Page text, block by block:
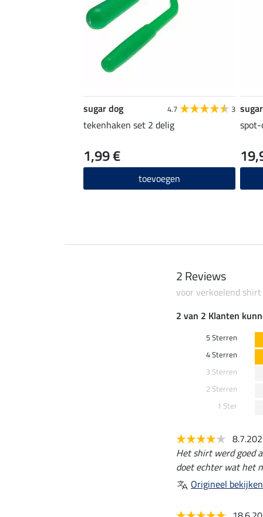
sugar dog 4.7 3
tekenhaken set 2 delig
1,99 €
toevoegen
2 Reviews
voor verkoelend
2 van 2 Klanten
5 Sterren
4 Sterren
3 Sterren
2 Sterren
1 Ster
Het shirt werd goed
doet echter wat het
Origineel bekijken